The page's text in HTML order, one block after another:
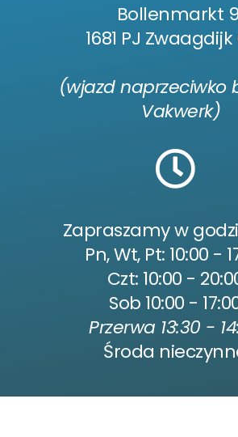
Zapraszamy w
Pn, Wt, Pt: 10:00 -
Czt: 10:00 -
Sob 10:00 -
Przerwa 13:30 -
Środa
Bollenmarkt
1681 PJ
(wjazd naprzeciwko
Vakwerk)